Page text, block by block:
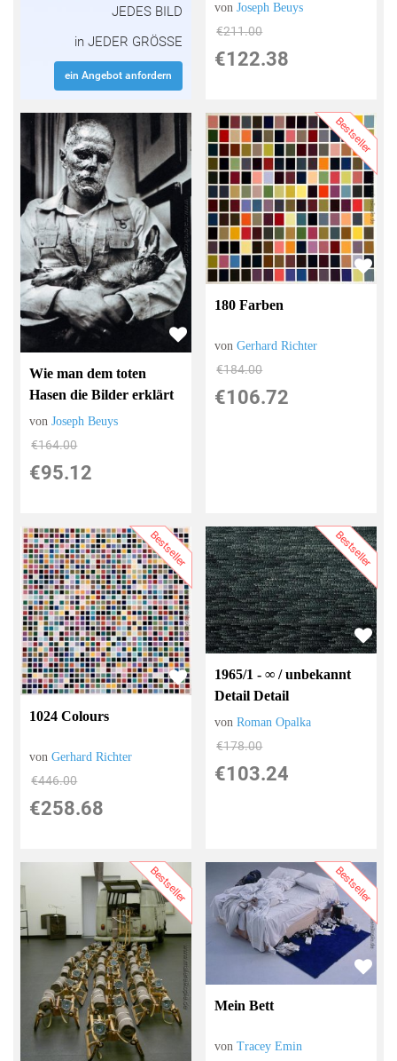
JEDES BILD
in JEDER GRÖSSE
ein Angebot anfordern
vonJoseph Beuys
€211.00
€122.38
Wie man dem toten
Hasen die Bilder erklärt
vonJoseph Beuys
€164.00
€95.12
Bestseller
180 Farben
vonGerhard Richter
€184.00
€106.72
Bestseller
1024 Colours
vonGerhard Richter
€446.00
€258.68
Bestseller
1965/1 - ∞ / unbekannt
Detail Detail
vonRoman Opalka
€178.00
€103.24
Bestseller Bestseller
Mein Bett
vonTracey Emin